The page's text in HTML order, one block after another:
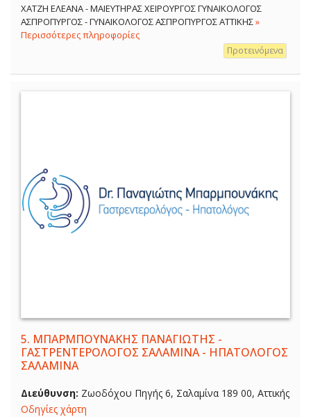
ΧΑΤΖΗ ΕΛΕΑΝΑ - ΜΑΙΕΥΤΗΡΑΣ ΧΕΙΡΟΥΡΓΟΣ ΓΥΝΑΙΚΟΛΟΓΟΣ
ΑΣΠΡΟΠΥΡΓΟΣ - ΓΥΝΑΙΚΟΛΟΓΟΣ ΑΣΠΡΟΠΥΡΓΟΣ ΑΤΤΙΚΗΣ»
Περισσότερες πληροφορίες
Προτεινόμενα
5. ΜΠΑΡΜΠΟΥΝΑΚΗΣ ΠΑΝΑΓΙΩΤΗΣ -
ΓΑΣΤΡΕΝΤΕΡΟΛΟΓΟΣ ΣΑΛΑΜΙΝΑ - ΗΠΑΤΟΛΟΓΟΣ
ΣΑΛΑΜΙΝΑ
Διεύθυνση: Ζωοδόχου Πηγής 6, Σαλαμίνα 189 00, Αττικής
Οδηγίες χάρτη